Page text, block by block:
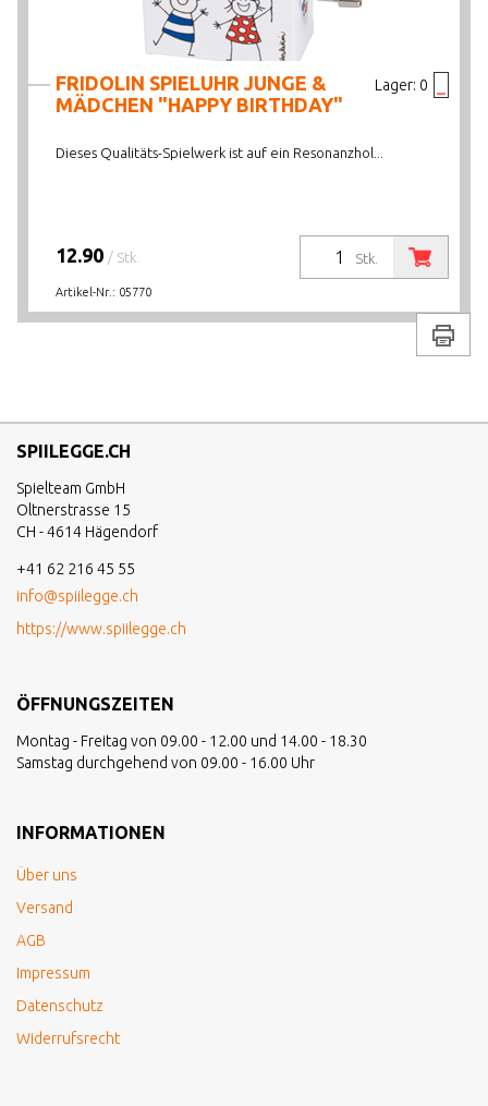
Lager: 0
FRIDOLIN SPIELUHR JUNGE &
MÄDCHEN "HAPPY BIRTHDAY"
Dieses Qualitäts-Spielwerk ist auf ein Resonanzhol...
Stk.
12.90 / Stk.
Artikel-Nr.: 05770
SPIILEGGE.CH
Spielteam GmbH
Oltnerstrasse 15
CH - 4614 Hägendorf
+41 62 216 45 55
info@spiilegge.ch
https://www.spiilegge.ch
ÖFFNUNGSZEITEN
Montag - Freitag von 09.00 - 12.00 und 14.00 - 18.30
Samstag durchgehend von 09.00 - 16.00 Uhr
INFORMATIONEN
Über uns
Versand
AGB
Impressum
Datenschutz
Widerrufsrecht